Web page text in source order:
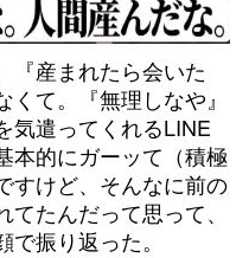
『産まれたら会いた
て。『無理しなや』
気遣ってくれるLINE
本的にガーッて（積極
すけど、そんなに前の
たんだって思って、
振り返った。